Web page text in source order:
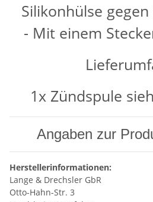
Silikonhülse
- Mit einem
1x Zündspule
Angaben zur
Herstellerinformationen:
Lange & Drechsler GbR
Otto-Hahn-Str. 3